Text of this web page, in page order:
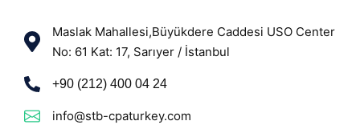
Maslak Mahallesi,Büyükdere Caddesi USO Center
No: 61 Kat: 17, Sarıyer / İstanbul
+90 (212) 400 04 24
info@stb-cpaturkey.com